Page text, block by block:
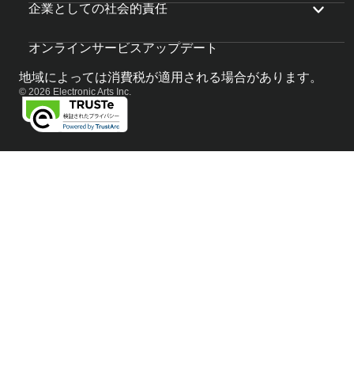
企業としての社会的責任
オンラインサービスアップデート
地域によっては消費税が適用される場合があります。
© 2026 Electronic Arts Inc.